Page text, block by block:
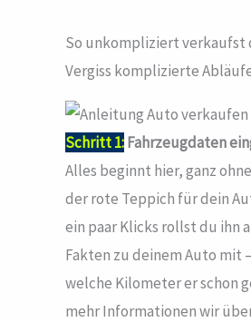
So unkompliziert verkaufst
Vergiss komplizierte
Schritt 1:Fahrzeugdaten
Alles beginnt hier, ganz
der rote Teppich für dein
ein paar Klicks rollst du ihn
Fakten zu deinem Auto mit
welche Kilometer er schon
mehr Informationen wir